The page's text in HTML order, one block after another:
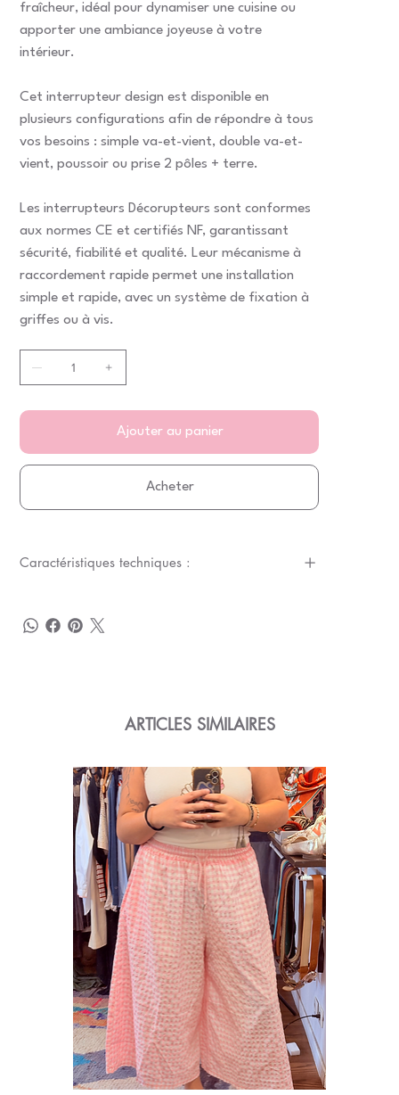
fraîcheur, idéal pour dynamiser une cuisine ou
apporter une ambiance joyeuse à votre
intérieur.
Cet interrupteur design est disponible en
plusieurs configurations afin de répondre à tous
vos besoins : simple va-et-vient, double va-et-
vient, poussoir ou prise 2 pôles + terre.
Les interrupteurs Décorupteurs sont conformes
aux normes CE et certifiés NF, garantissant
sécurité, fiabilité et qualité. Leur mécanisme à
raccordement rapide permet une installation
simple et rapide, avec un système de fixation à
griffes ou à vis.
Ajouter au panier
Acheter
Caractéristiques techniques :
ARTICLES SIMILAIRES